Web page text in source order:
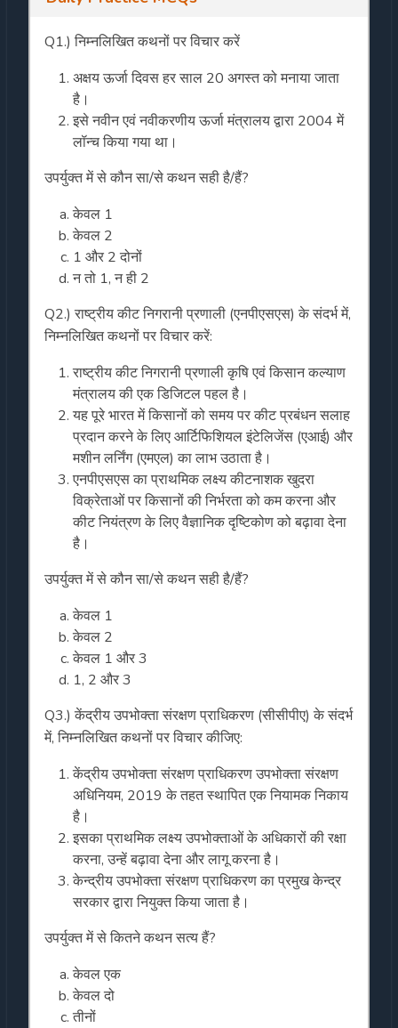
Q1.) निम्नलिखित कथनों पर विचार करें
अक्षय ऊर्जा दिवस हर साल 20 अगस्त को मनाया जाता
है।
इसे नवीन एवं नवीकरणीय ऊर्जा मंत्रालय द्वारा 2004 में
लॉन्च किया गया था।
उपर्युक्त में से कौन सा/से कथन सही है/हैं?
केवल 1
केवल 2
1 और 2 दोनों
न तो 1, न ही 2
Q2.) राष्ट्रीय कीट निगरानी प्रणाली (एनपीएसएस) के संदर्भ में,
निम्नलिखित कथनों पर विचार करें:
राष्ट्रीय कीट निगरानी प्रणाली कृषि एवं किसान कल्याण
मंत्रालय की एक डिजिटल पहल है।
यह पूरे भारत में किसानों को समय पर कीट प्रबंधन सलाह
प्रदान करने के लिए आर्टिफिशियल इंटेलिजेंस (एआई) और
मशीन लर्निंग (एमएल) का लाभ उठाता है।
एनपीएसएस का प्राथमिक लक्ष्य कीटनाशक खुदरा
विक्रेताओं पर किसानों की निर्भरता को कम करना और
कीट नियंत्रण के लिए वैज्ञानिक दृष्टिकोण को बढ़ावा देना
है।
उपर्युक्त में से कौन सा/से कथन सही है/हैं?
केवल 1
केवल 2
केवल 1 और 3
1, 2 और 3
Q3.) केंद्रीय उपभोक्ता संरक्षण प्राधिकरण (सीसीपीए) के संदर्भ
में, निम्नलिखित कथनों पर विचार कीजिए:
केंद्रीय उपभोक्ता संरक्षण प्राधिकरण उपभोक्ता संरक्षण
अधिनियम, 2019 के तहत स्थापित एक नियामक निकाय
है।
इसका प्राथमिक लक्ष्य उपभोक्ताओं के अधिकारों की रक्षा
करना, उन्हें बढ़ावा देना और लागू करना है।
केन्द्रीय उपभोक्ता संरक्षण प्राधिकरण का प्रमुख केन्द्र
सरकार द्वारा नियुक्त किया जाता है।
उपर्युक्त में से कितने कथन सत्य हैं?
केवल एक
केवल दो
तीनों